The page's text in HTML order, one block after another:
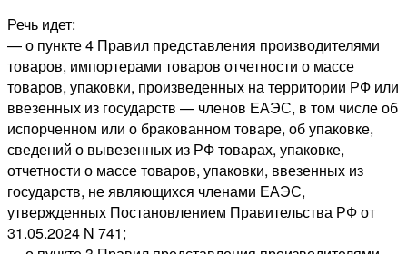
Речь идет:
— о пункте 4 Правил представления производителями
товаров, импортерами товаров отчетности о массе
товаров, упаковки, произведенных на территории РФ или
ввезенных из государств — членов ЕАЭС, в том числе об
испорченном или о бракованном товаре, об упаковке,
сведений о вывезенных из РФ товарах, упаковке,
отчетности о массе товаров, упаковки, ввезенных из
государств, не являющихся членами ЕАЭС,
утвержденных Постановлением Правительства РФ от
31.05.2024 N 741;